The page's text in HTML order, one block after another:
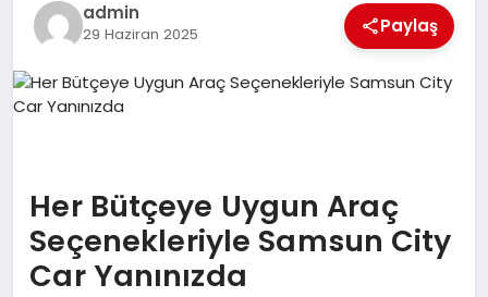
EKONOMI
EĞITIM
admin
29 Haziran 2025 Paylaş
Her Bütçeye Uygun Araç
Seçenekleriyle Samsun City
Car Yanınızda